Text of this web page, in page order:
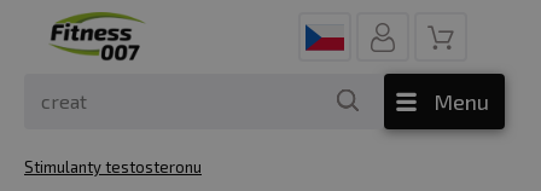
Menu
Stimulanty testosteronu